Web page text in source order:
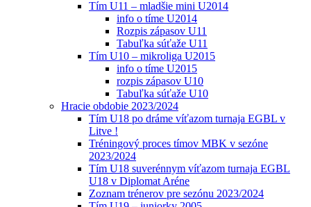
Tím U11 – mladšie mini U2014
info o tíme U2014
Rozpis zápasov U11
Tabuľka súťaže U11
Tím U10 – mikroliga U2015
info o tíme U2015
rozpis zápasov U10
Tabuľka súťaže U10
Hracie obdobie 2023/2024
Tím U18 po dráme víťazom turnaja EGBL v
Litve !
Tréningový proces tímov MBK v sezóne
2023/2024
Tím U18 suverénnym víťazom turnaja EGBL
U18 v Diplomat Aréne
Zoznam trénerov pre sezónu 2023/2024